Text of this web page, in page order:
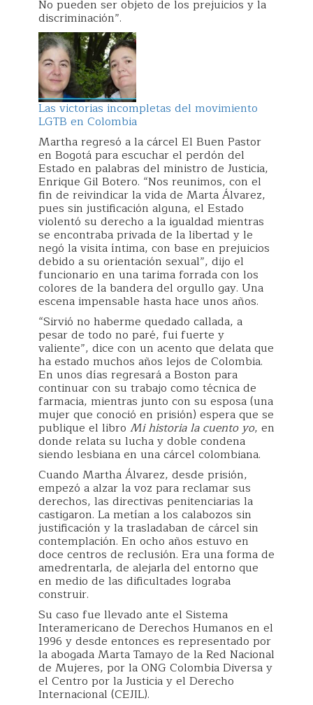
No pueden ser objeto de los prejuicios y la
discriminación”.
Las victorias incompletas del movimiento
LGTB en Colombia
Martha regresó a la cárcel El Buen Pastor
en Bogotá para escuchar el perdón del
Estado en palabras del ministro de Justicia,
Enrique Gil Botero. “Nos reunimos, con el
fin de reivindicar la vida de Marta Álvarez,
pues sin justificación alguna, el Estado
violentó su derecho a la igualdad mientras
se encontraba privada de la libertad y le
negó la visita íntima, con base en prejuicios
debido a su orientación sexual”, dijo el
funcionario en una tarima forrada con los
colores de la bandera del orgullo gay. Una
escena impensable hasta hace unos años.
“Sirvió no haberme quedado callada, a
pesar de todo no paré, fui fuerte y
valiente”, dice con un acento que delata que
ha estado muchos años lejos de Colombia.
En unos días regresará a Boston para
continuar con su trabajo como técnica de
farmacia, mientras junto con su esposa (una
mujer que conoció en prisión) espera que se
publique el libro Mi historia la cuento yo, en
donde relata su lucha y doble condena
siendo lesbiana en una cárcel colombiana.
Cuando Martha Álvarez, desde prisión,
empezó a alzar la voz para reclamar sus
derechos, las directivas penitenciarias la
castigaron. La metían a los calabozos sin
justificación y la trasladaban de cárcel sin
contemplación. En ocho años estuvo en
doce centros de reclusión. Era una forma de
amedrentarla, de alejarla del entorno que
en medio de las dificultades lograba
construir.
Su caso fue llevado ante el Sistema
Interamericano de Derechos Humanos en el
1996 y desde entonces es representado por
la abogada Marta Tamayo de la Red Nacional
de Mujeres, por la ONG Colombia Diversa y
el Centro por la Justicia y el Derecho
Internacional (CEJIL).